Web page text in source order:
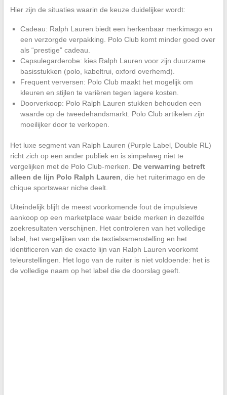
Hier zijn de situaties waarin de keuze duidelijker wordt:
Cadeau: Ralph Lauren biedt een herkenbaar merkimago en
een verzorgde verpakking. Polo Club komt minder goed over
als “prestige” cadeau.
Capsulegarderobe: kies Ralph Lauren voor zijn duurzame
basisstukken (polo, kabeltrui, oxford overhemd).
Frequent verversen: Polo Club maakt het mogelijk om
kleuren en stijlen te variëren tegen lagere kosten.
Doorverkoop: Polo Ralph Lauren stukken behouden een
waarde op de tweedehandsmarkt. Polo Club artikelen zijn
moeilijker door te verkopen.
Het luxe segment van Ralph Lauren (Purple Label, Double RL)
richt zich op een ander publiek en is simpelweg niet te
vergelijken met de Polo Club-merken. De verwarring betreft
alleen de lijn Polo Ralph Lauren, die het ruiterimago en de
chique sportswear niche deelt.
Uiteindelijk blijft de meest voorkomende fout de impulsieve
aankoop op een marketplace waar beide merken in dezelfde
zoekresultaten verschijnen. Het controleren van het volledige
label, het vergelijken van de textielsamenstelling en het
identificeren van de exacte lijn van Ralph Lauren voorkomt
teleurstellingen. Het logo van de ruiter is niet voldoende: het is
de volledige naam op het label die de doorslag geeft.